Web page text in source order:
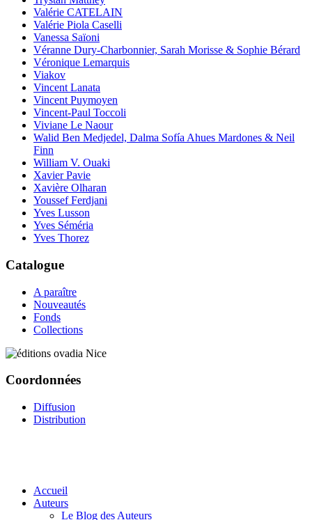
Valérie CATELAIN
Valérie Piola Caselli
Vanessa Saïoni
Véranne Dury-Charbonnier, Sarah Morisse & Sophie Bérard
Véronique Lemarquis
Viakov
Vincent Lanata
Vincent Puymoyen
Vincent-Paul Toccoli
Viviane Le Naour
Walid Ben Medjedel, Dalma Sofía Ahues Mardones & Neil
Finn
William V. Ouaki
Xavier Pavie
Xavière Olharan
Youssef Ferdjani
Yves Lusson
Yves Séméria
Yves Thorez
Catalogue
A paraître
Nouveautés
Fonds
Collections
Coordonnées
Diffusion
Distribution
Accueil
Auteurs
Le Blog des Auteurs